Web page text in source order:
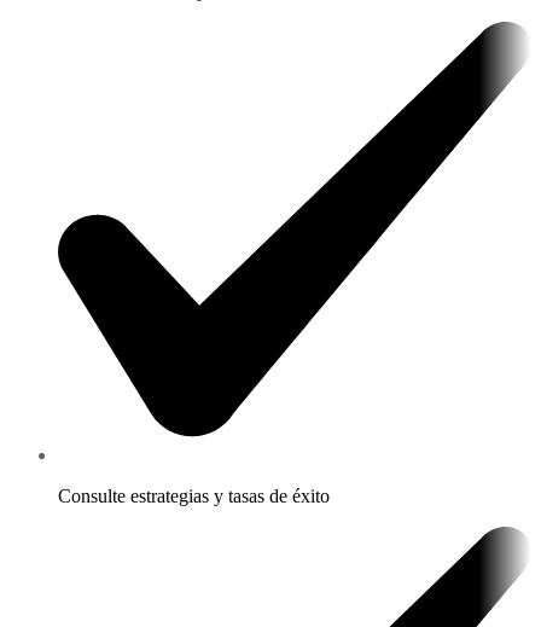
Consulte estrategias y tasas de éxito